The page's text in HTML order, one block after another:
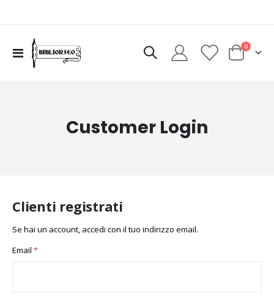
Toggle
Nav
Cart
0elementi
Customer Login
Clienti registrati
Se hai un account, accedi con il tuo indirizzo email.
Email